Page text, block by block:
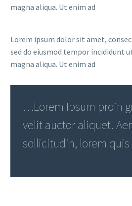
magna aliqua. Ut enim ad
Lorem ipsum dolor sit amet,
sed do eiusmod tempor incididunt
magna aliqua. Ut enim ad
…Lorem Ipsum proin
velit auctor aliquet.
sollicitudin, lorem quis